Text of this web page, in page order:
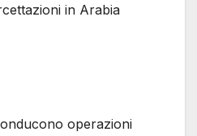
in Arabia
operazioni